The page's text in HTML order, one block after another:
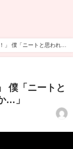
」 僕「ニートと思われる
僕「ニートと
…」